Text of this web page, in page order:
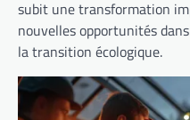
subit une transformation
nouvelles opportunités
la transition écologique.